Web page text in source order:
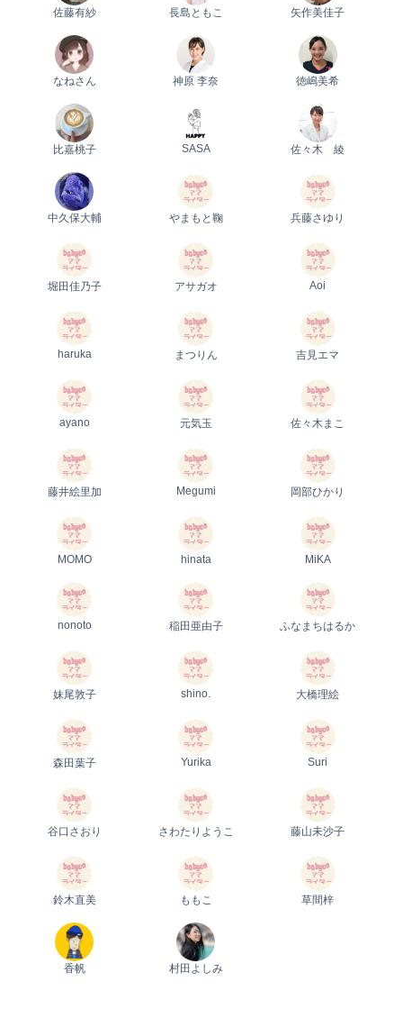
佐藤有紗 長島ともこ 矢作美佳子
なねさん 神原 李奈 徳嶋美希
比嘉桃子 SASA 佐々木 綾
中久保大輔 やまもと鞠 兵藤さゆり
堀田佳乃子 アサガオ Aoi
haruka まつりん 吉見エマ
ayano 元気玉 佐々木まこ
藤井絵里加 Megumi 岡部ひかり
MOMO hinata MiKA
nonoto 稲田亜由子 ふなまちはるか
妹尾敦子 shino. 大橋理絵
森田葉子 Yurika Suri
谷口さおり さわたりようこ 藤山未沙子
鈴木直美 ももこ 草間梓
香帆 村田よしみ